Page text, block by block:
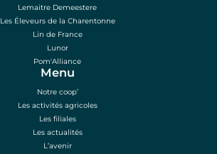
Lemaitre Demeestere
Les Éleveurs de la Charentonne
Lin de France
Lunor
Pom'Alliance
Menu
Notre coop’
Les activités agricoles
Les filiales
Les actualités
L’avenir